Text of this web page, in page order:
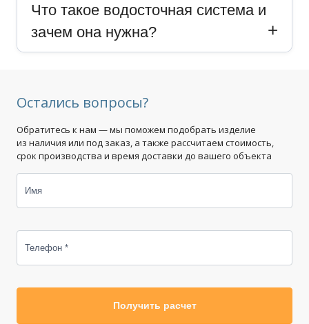
Что такое водосточная система и
зачем она нужна?
Остались вопросы?
Обратитесь к нам — мы поможем подобрать изделие
из наличия или под заказ, а также рассчитаем стоимость,
срок производства и время доставки до вашего объекта
Имя
Телефон *
Получить расчет